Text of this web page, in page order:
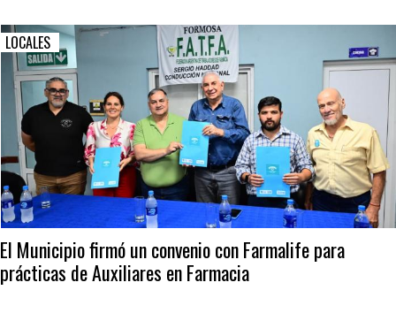
LOCALES
El Municipio firmó un convenio con Farmalife para
prácticas de Auxiliares en Farmacia